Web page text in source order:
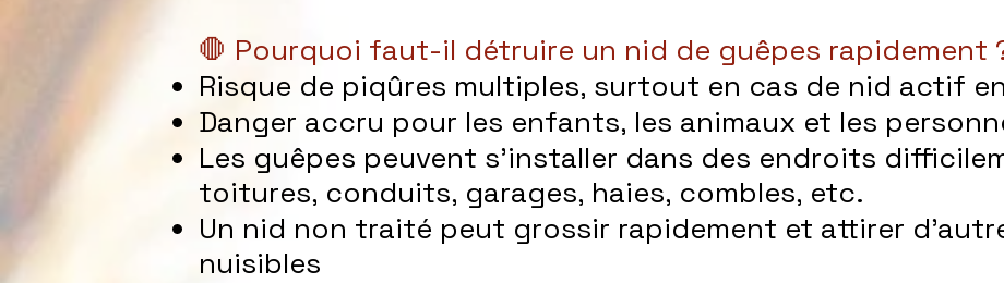
🛑 Pourquoi faut-il détruire un nid de guêpes rapidement
Risque de piqûres multiples, surtout en cas de nid actif
Danger accru pour les enfants, les animaux et les
Les guêpes peuvent s’installer dans des endroits
toitures, conduits, garages, haies, combles, etc.
Un nid non traité peut grossir rapidement et attirer
nuisibles